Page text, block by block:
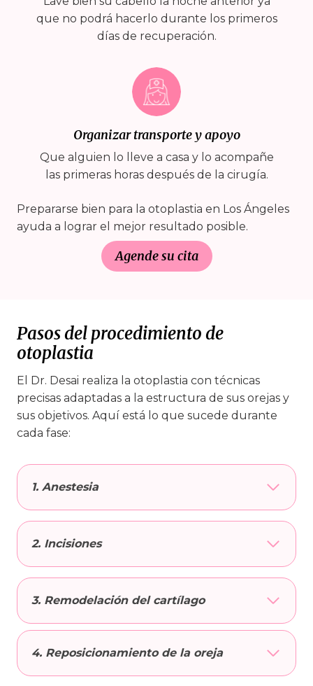
que no podrá hacerlo durante los primeros
días de recuperación.
Organizar transporte y apoyo
Que alguien lo lleve a casa y lo acompañe
las primeras horas después de la cirugía.
Prepararse bien para la otoplastia en Los Ángeles
ayuda a lograr el mejor resultado posible.
Agende su cita
Pasos del procedimiento de
otoplastia
El Dr. Desai realiza la otoplastia con técnicas
precisas adaptadas a la estructura de sus orejas y
sus objetivos. Aquí está lo que sucede durante
cada fase:
1. Anestesia
2. Incisiones
3. Remodelación del cartílago
4. Reposicionamiento de la oreja